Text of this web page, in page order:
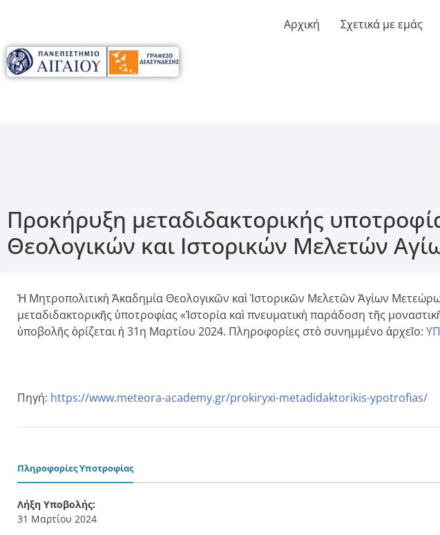
Αρχική Σχετικά με εμάς
Προκήρυξη μεταδιδακτορικής
Θεολογικών και Ιστορικών Μελετών
Ἡ Μητροπολιτικὴ Ἀκαδημία Θεολογικῶν καὶ Ἱστορικῶν Μελετῶν Ἁγίων
μεταδιδακτορικῆς ὑποτροφίας «Ἱστορία καὶ πνευματικὴ παράδοση τῆς
ὑποβολῆς ὁρίζεται ἡ 31η Μαρτίου 2024. Πληροφορίες στὸ συνημμένο ἀρχεῖο:
Πηγή: https://www.meteora-academy.gr/prokiryxi-metadidaktorikis-ypotrofias/
Πληροφορίες Υποτροφίας
Λήξη Υποβολής:
31 Μαρτίου 2024